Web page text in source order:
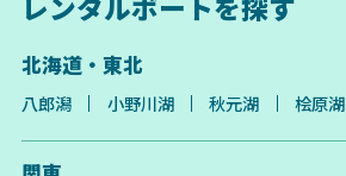
北海道・東北
八郎潟 小野川湖 秋元湖 桧原湖